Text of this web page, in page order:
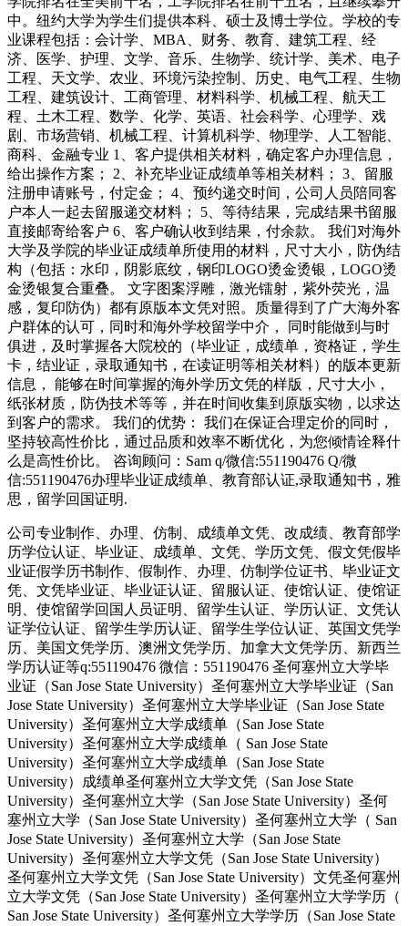
中。纽约大学为学生们提供本科、硕士及博士学位。学校的专
业课程包括：会计学、MBA、财务、教育、建筑工程、经
济、医学、护理、文学、音乐、生物学、统计学、美术、电子
工程、天文学、农业、环境污染控制、历史、电气工程、生物
工程、建筑设计、工商管理、材料科学、机械工程、航天工
程、土木工程、数学、化学、英语、社会科学、心理学、戏
剧、市场营销、机械工程、计算机科学、物理学、人工智能、
商科、金融专业 1、客户提供相关材料，确定客户办理信息，
给出操作方案； 2、补充毕业证成绩单等相关材料； 3、留服
注册申请账号，付定金； 4、预约递交时间，公司人员陪同客
户本人一起去留服递交材料； 5、等待结果，完成结果书留服
直接邮寄给客户 6、客户确认收到结果，付余款。 我们对海外
大学及学院的毕业证成绩单所使用的材料，尺寸大小，防伪结
构（包括：水印，阴影底纹，钢印LOGO烫金烫银，LOGO烫
金烫银复合重叠。 文字图案浮雕，激光镭射，紫外荧光，温
感，复印防伪）都有原版本文凭对照。质量得到了广大海外客
户群体的认可，同时和海外学校留学中介， 同时能做到与时
俱进，及时掌握各大院校的（毕业证，成绩单，资格证，学生
卡，结业证，录取通知书，在读证明等相关材料）的版本更新
信息， 能够在时间掌握的海外学历文凭的样版，尺寸大小，
纸张材质，防伪技术等等，并在时间收集到原版实物，以求达
到客户的需求。 我们的优势： 我们在保证合理定价的同时，
坚持较高性价比，通过品质和效率不断优化，为您倾情诠释什
么是高性价比。 咨询顾问：Sam q/微信:551190476 Q/微
信:551190476办理毕业证成绩单、教育部认证,录取通知书，雅
思，留学回国证明.
公司专业制作、办理、仿制、成绩单文凭、改成绩、教育部学
历学位认证、毕业证、成绩单、文凭、学历文凭、假文凭假毕
业证假学历书制作、假制作、办理、仿制学位证书、毕业证文
凭、文凭毕业证、毕业证认证、留服认证、使馆认证、使馆证
明、使馆留学回国人员证明、留学生认证、学历认证、文凭认
证学位认证、留学生学历认证、留学生学位认证、英国文凭学
历、美国文凭学历、澳洲文凭学历、加拿大文凭学历、新西兰
学历认证等q:551190476 微信：551190476 圣何塞州立大学毕
业证（San Jose State University）圣何塞州立大学毕业证（San
Jose State University）圣何塞州立大学毕业证（San Jose State
University）圣何塞州立大学成绩单（San Jose State
University）圣何塞州立大学成绩单（ San Jose State
University）圣何塞州立大学成绩单（San Jose State
University）成绩单圣何塞州立大学文凭（San Jose State
University）圣何塞州立大学（San Jose State University）圣何
塞州立大学（San Jose State University）圣何塞州立大学（ San
Jose State University）圣何塞州立大学（San Jose State
University）圣何塞州立大学文凭（San Jose State University）
圣何塞州立大学文凭（San Jose State University）文凭圣何塞州
立大学文凭（San Jose State University）圣何塞州立大学学历（
San Jose State University）圣何塞州立大学学历（San Jose State